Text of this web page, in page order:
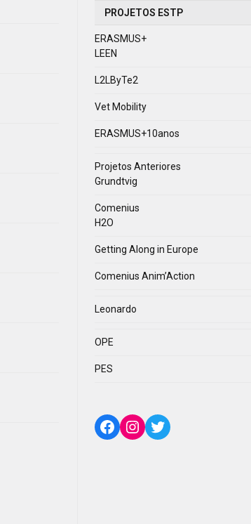
PROJETOS ESTP
ERASMUS+
LEEN
L2LByTe2
Vet Mobility
ERASMUS+10anos
Projetos Anteriores
Grundtvig
Comenius
H2O
Getting Along in Europe
Comenius Anim’Action
Leonardo
OPE
PES